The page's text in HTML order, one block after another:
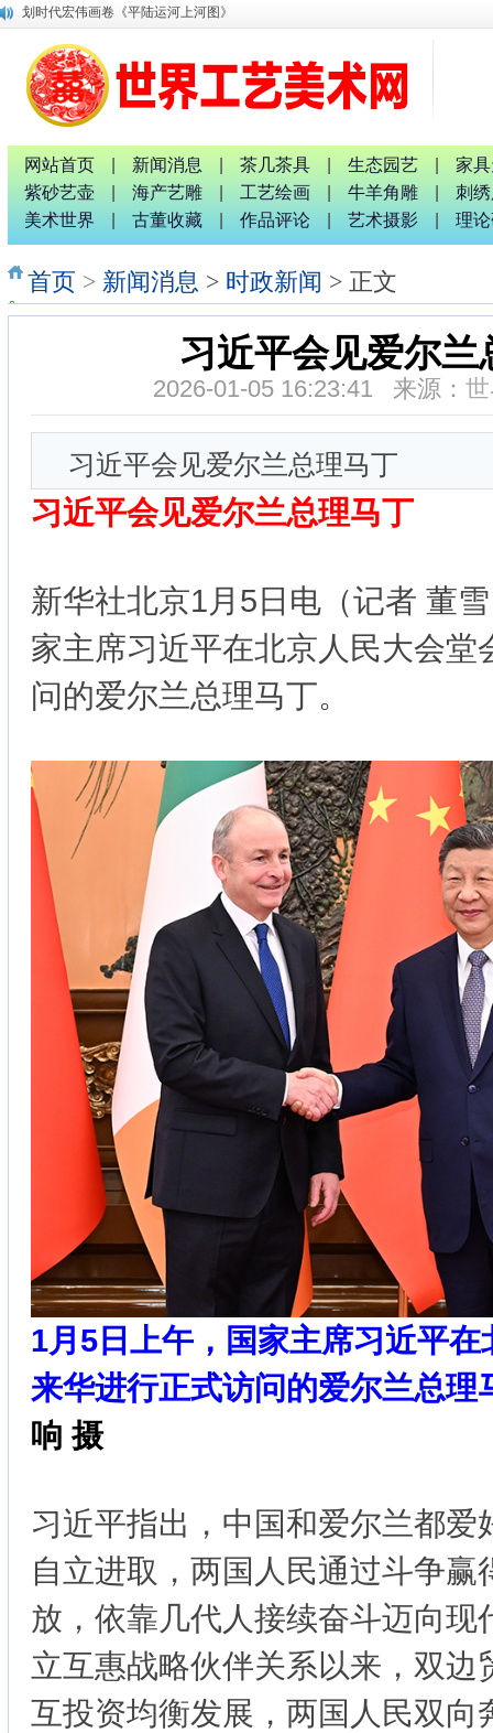
划时代宏伟画卷《平陆运河上河图》
唐国宣 谢伟良等出席八桂孔雀宴开业盛典活动
唐国宣采访中华唐氏宗亲广西分会副秘书长唐金军
融水梦呜苗寨十九坡会震撼天地 苗族服装服饰靓人间
中国专家评审团主席唐国宣采访桂林人大代表曹玉生并合影
南宁市委统战部副部长、市工商联党组书记张献辉谆谆教诲
2026广西红色诗词歌舞文艺联欢晚会新闻发布会暨启动仪式
广西非物质文化遗产研究院院长唐正柱致辞
网站首页 新闻消息 茶几茶具 生态园艺
家
紫砂艺壶
海产艺雕 工艺绘画 牛羊角雕
刺
美术世界
古董收藏 作品评论 艺术摄影 理
首页 > 新闻消息 > 时政新闻 > 正文
习近平会见爱尔兰
2026-01-05 16:23:41 来源：
习近平会见爱尔兰总理马丁
习近平会见爱尔兰总理马丁
新华社北京1月5日电（记者 董
家主席习近平在北京人民大会堂
问的爱尔兰总理马丁。
1月5日上午，国家主席习近平
来华进行正式访问的爱尔兰总理
响 摄
习近平指出，中国和爱尔兰都爱
自立进取，两国人民通过斗争赢
放，依靠几代人接续奋斗迈向现
立互惠战略伙伴关系以来，双边
互投资均衡发展，两国人民双向